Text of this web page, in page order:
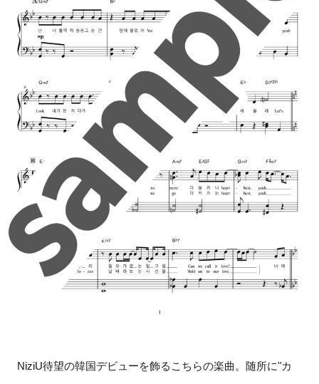
NiziU待望の韓国デビューを飾るこちらの楽曲。随所に"カ